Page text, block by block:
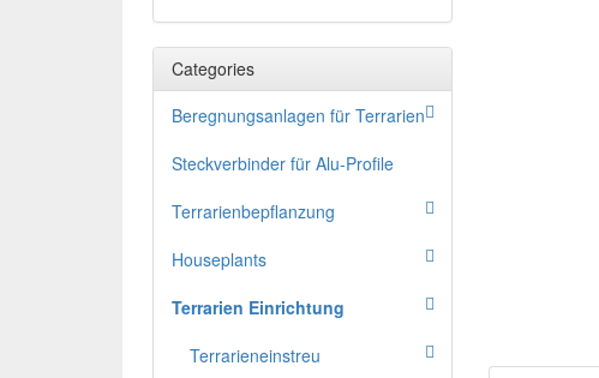
Categories
Beregnungsanlagen für Terrarien
Steckverbinder für Alu-Profile
Terrarienbepflanzung
Houseplants
Terrarien Einrichtung
Terrarieneinstreu